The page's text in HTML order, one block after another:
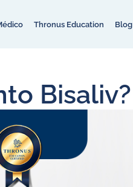
Thronus Education Blog
Bisaliv?